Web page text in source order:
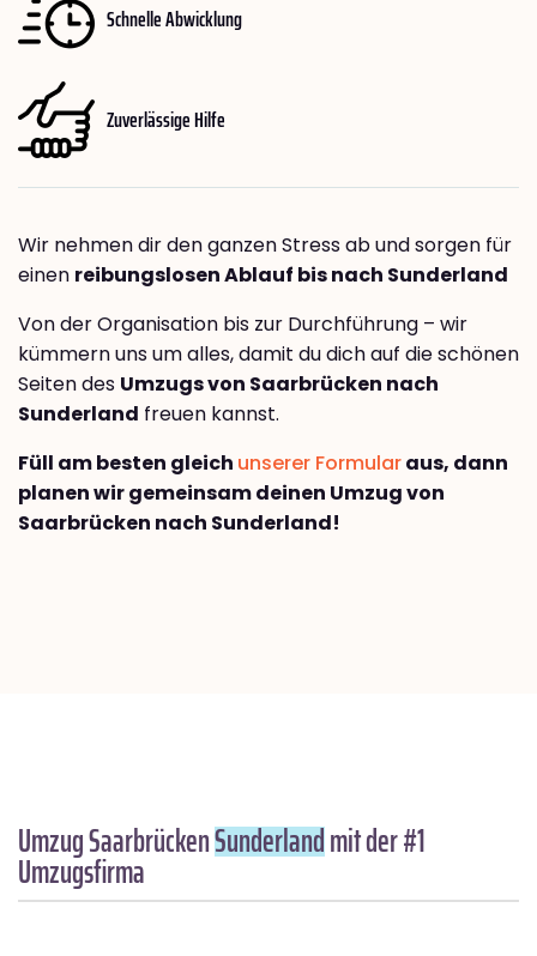
Schnelle Abwicklung
Zuverlässige Hilfe
Wir nehmen dir den ganzen Stress ab und sorgen für
einen reibungslosen Ablauf bis nach Sunderland
Von der Organisation bis zur Durchführung – wir
kümmern uns um alles, damit du dich auf die schönen
Seiten des Umzugs von Saarbrücken nach
Sunderland freuen kannst.
Füll am besten gleich unserer Formularaus, dann
planen wir gemeinsam deinen Umzug von
Saarbrücken nach Sunderland!
Umzug SaarbrückenSunderlandmit der #1
Umzugsfirma